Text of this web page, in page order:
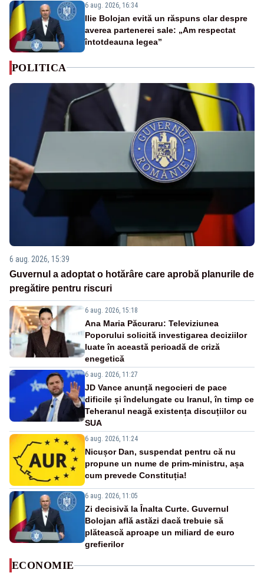
6 aug. 2026, 16:34
Ilie Bolojan evită un răspuns clar despre
averea partenerei sale: „Am respectat
întotdeauna legea”
POLITICA
6 aug. 2026, 15:39
Guvernul a adoptat o hotărâre care aprobă planurile de
pregătire pentru riscuri
6 aug. 2026, 15:18
Ana Maria Păcuraru: Televiziunea
Poporului solicită investigarea deciziilor
luate în această perioadă de criză
enegetică
6 aug. 2026, 11:27
JD Vance anunță negocieri de pace
dificile și îndelungate cu Iranul, în timp ce
Teheranul neagă existența discuțiilor cu
SUA
6 aug. 2026, 11:24
Nicușor Dan, suspendat pentru că nu
propune un nume de prim-ministru, așa
cum prevede Constituția!
6 aug. 2026, 11:05
Zi decisivă la Înalta Curte. Guvernul
Bolojan află astăzi dacă trebuie să
plătească aproape un miliard de euro
grefierilor
ECONOMIE